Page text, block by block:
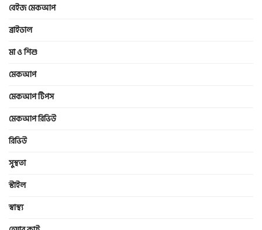
বেইজ মেকআপ
ব্রাইডাল
মা ও শিশু
মেকআপ
মেকআপ টিপস
মেকআপ রিভিউ
রিভিউ
সুস্থতা
স্টাইল
স্বাস্থ্য